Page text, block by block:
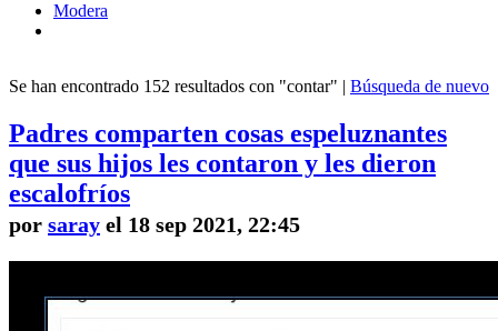
Modera
Se han encontrado 152 resultados con "contar" | Búsqueda de nuevo
Padres comparten cosas espeluznantes
que sus hijos les contaron y les dieron
escalofríos
por saray el 18 sep 2021, 22:45